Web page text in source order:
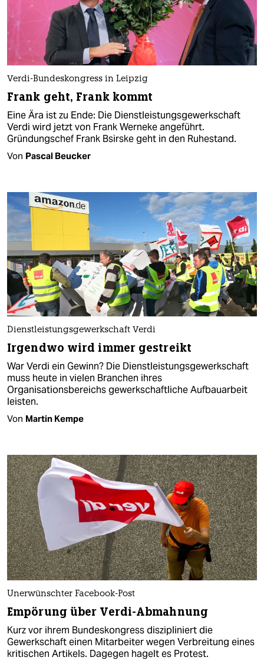
Verdi-Bundeskongress in Leipzig
Frank geht, Frank kommt
Eine Ära ist zu Ende: Die Dienstleistungsgewerkschaft
Verdi wird jetzt von Frank Werneke angeführt.
Gründungschef Frank Bsirske geht in den Ruhestand.
Von Pascal Beucker
Dienstleistungsgewerkschaft Verdi
Irgendwo wird immer gestreikt
War Verdi ein Gewinn? Die Dienstleistungsgewerkschaft
muss heute in vielen Branchen ihres
Organisationsbereichs gewerkschaftliche Aufbauarbeit
leisten.
Von Martin Kempe
Unerwünschter Facebook-Post
Empörung über Verdi-Abmahnung
Kurz vor ihrem Bundeskongress diszipliniert die
Gewerkschaft einen Mitarbeiter wegen Verbreitung eines
kritischen Artikels. Dagegen hagelt es Protest.